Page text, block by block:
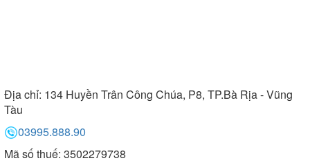
Địa chỉ: 134 Huyền Trân Công Chúa, P8, TP.Bà Rịa - Vũng
Tàu
03995.888.90
Mã số thuế: 3502279738